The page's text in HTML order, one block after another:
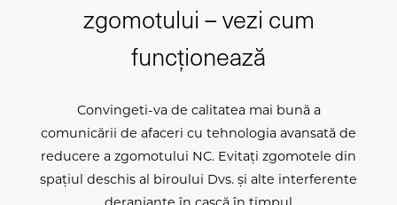
zgomotului – vezi cum
funcționează
Convingeti-va de calitatea mai bună a
comunicării de afaceri cu tehnologia avansată de
reducere a zgomotului NC. Evitați zgomotele din
spațiul deschis al biroului Dvs. și alte interferente